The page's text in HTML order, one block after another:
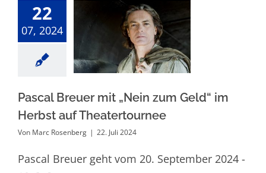
22
07, 2024
Pascal Breuer
mit „Nein zum
Geld“ im Herbst
auf
Pascal Breuer mit „Nein zum Geld“ im
Herbst auf Theatertournee
Von Marc Rosenberg | 22. Juli 2024
Pascal Breuer geht vom 20. September 2024 -